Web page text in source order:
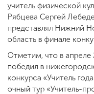
учитель физической
Рябцева Сергей
представлял Нижний
область в финале
Отметим, что в апреле
победил в
конкурса «Учитель
очный тур «Учитель-